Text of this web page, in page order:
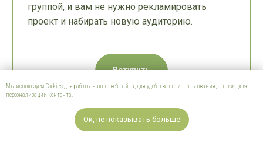
Мы используем Cookies для работы нашего веб-сайта, для удобства его использования, а также для
персонализации контента.
Ок, не показывать больше
группой, и вам не нужно рекламировать
проект и набирать новую аудиторию.
Вступить